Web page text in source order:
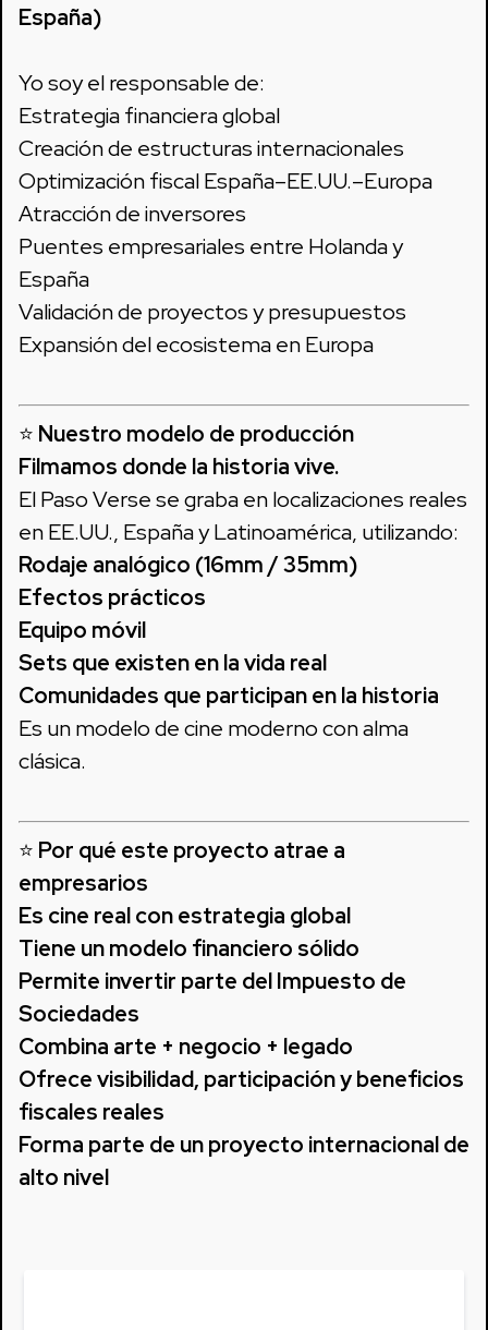
España)
Yo soy el responsable de:
Estrategia financiera global
Creación de estructuras internacionales
Optimización fiscal España–EE.UU.–Europa
Atracción de inversores
Puentes empresariales entre Holanda y
España
Validación de proyectos y presupuestos
Expansión del ecosistema en Europa
⭐ Nuestro modelo de producción
Filmamos donde la historia vive.
El Paso Verse se graba en localizaciones reales
en EE.UU., España y Latinoamérica, utilizando:
Rodaje analógico (16mm / 35mm)
Efectos prácticos
Equipo móvil
Sets que existen en la vida real
Comunidades que participan en la historia
Es un modelo de cine moderno con alma
clásica.
⭐ Por qué este proyecto atrae a
empresarios
Es cine real con estrategia global
Tiene un modelo financiero sólido
Permite invertir parte del Impuesto de
Sociedades
Combina arte + negocio + legado
Ofrece visibilidad, participación y beneficios
fiscales reales
Forma parte de un proyecto internacional de
alto nivel